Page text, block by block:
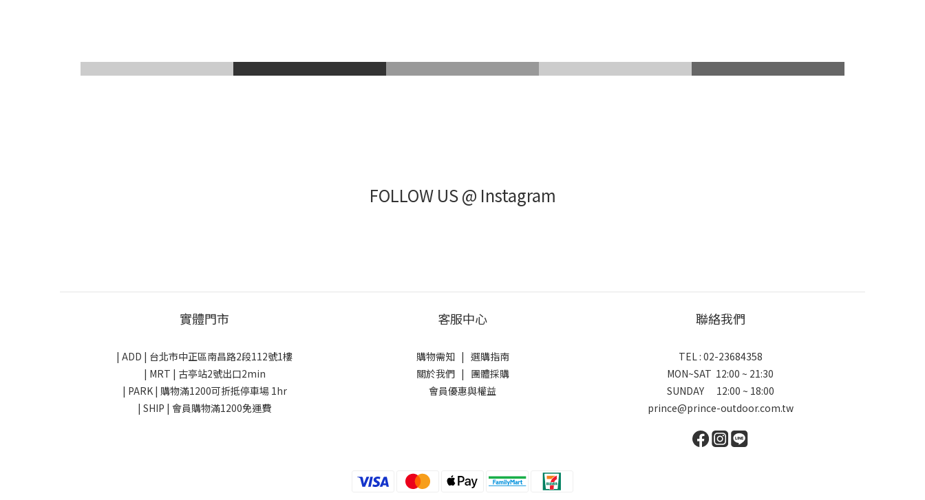
滑雪風鏡 登山鞋 Gore-Tex 登山杖 滑雪護具
FOLLOW US @ Instagram
實體門市
| ADD | 台北市中正區南昌路2段112號1樓
| MRT | 古亭站2號出口2min
| PARK | 購物滿1200可折抵停車場 1hr
| SHIP | 會員購物滿1200免運費
客服中心
購物需知| 選購指南
關於我們| 團體採購
會員優惠與權益
聯絡我們
TEL : 02-23684358
MON~SAT 12:00 ~ 21:30
SUNDAY 12:00 ~ 18:00
prince@prince-outdoor.com.tw